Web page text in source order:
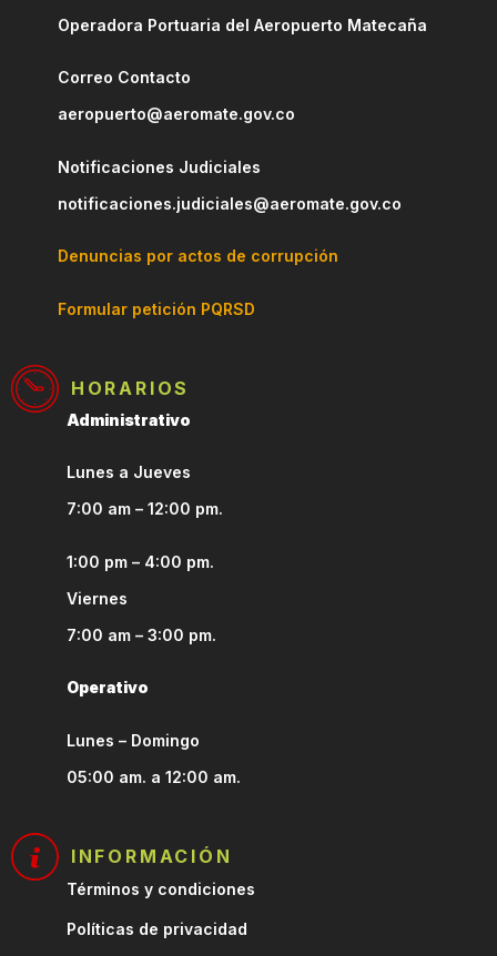
Operadora Portuaria del Aeropuerto Matecaña
Correo Contacto
aeropuerto@aeromate.gov.co
Notificaciones Judiciales
notificaciones.judiciales@aeromate.gov.co
Denuncias por actos de corrupción
Formular petición PQRSD
HORARIOS
Administrativo
Lunes a Jueves
7:00 am – 12:00 pm.
1:00 pm – 4:00 pm.
Viernes
7:00 am – 3:00 pm.
Operativo
Lunes – Domingo
05:00 am. a 12:00 am.
INFORMACIÓN
Términos y condiciones
Políticas de privacidad